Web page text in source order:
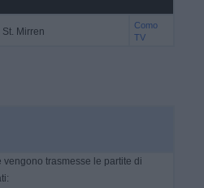
St. Mirren
Como
TV
trasmesse le partite di